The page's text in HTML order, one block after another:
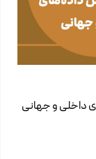
داخلی و جهانی